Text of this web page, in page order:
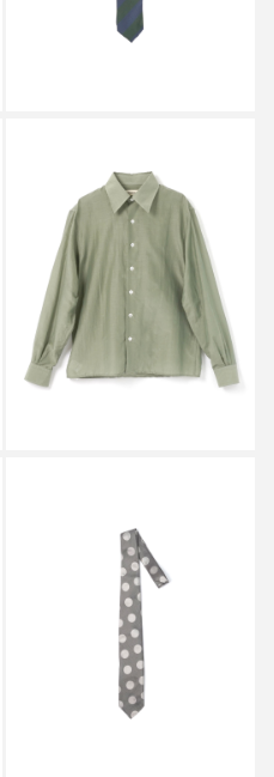
￥29,700
↓
CAMISAS MANOLO
CAMISA SHIRT GREEN
￥64,900
↓
CAMISAS MANOLO
SILK CM TIE GREY DOTS
￥27,500
↓